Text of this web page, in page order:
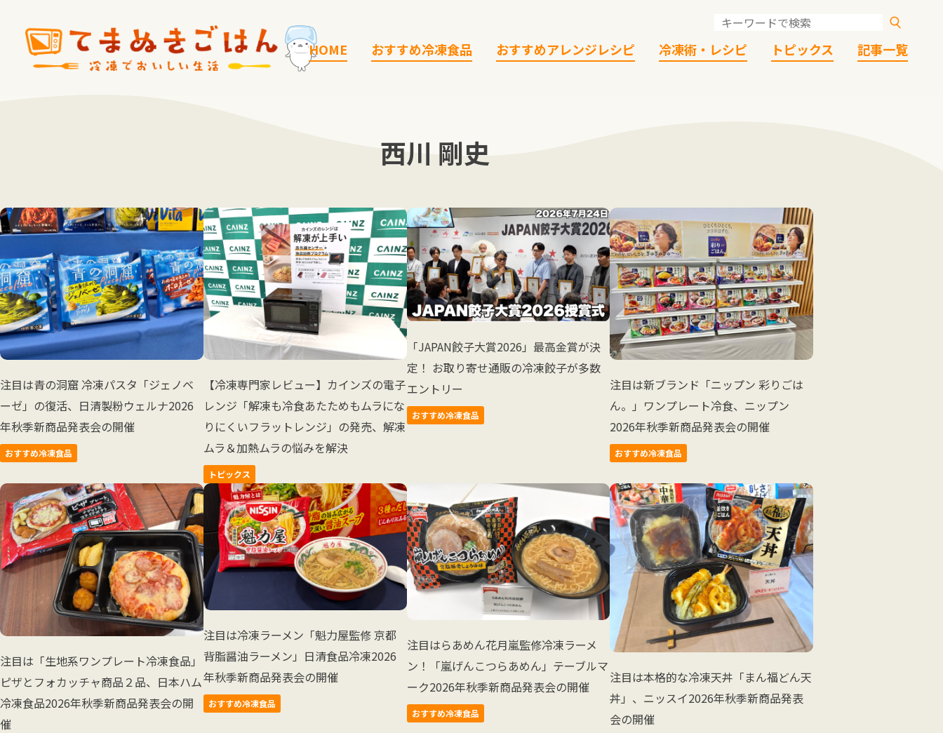
HOME おすすめ冷凍食品 おすすめアレンジレシピ 冷凍術・レシピ トピックス 記事一覧
西川 剛史
注目は青の洞窟 冷凍パスタ「ジェノベ
ーゼ」の復活、日清製粉ウェルナ2026
年秋季新商品発表会の開催
おすすめ冷凍食品
【冷凍専門家レビュー】カインズの電子
レンジ「解凍も冷食あたためもムラにな
りにくいフラットレンジ」の発売、解凍
ムラ＆加熱ムラの悩みを解決
トピックス
「JAPAN餃子大賞2026」最高金賞が決
定！ お取り寄せ通販の冷凍餃子が多数
エントリー
おすすめ冷凍食品
注目は新ブランド「ニップン 彩りごは
ん。」ワンプレート冷食、ニップン
2026年秋季新商品発表会の開催
おすすめ冷凍食品
注目は「生地系ワンプレート冷凍食品」
ピザとフォカッチャ商品２品、日本ハム
冷凍食品2026年秋季新商品発表会の開
催
注目は冷凍ラーメン「魁力屋監修 京都
背脂醤油ラーメン」日清食品冷凍2026
年秋季新商品発表会の開催
おすすめ冷凍食品
注目はらあめん花月嵐監修冷凍ラーメ
ン！「嵐げんこつらあめん」テーブルマ
ーク2026年秋季新商品発表会の開催
おすすめ冷凍食品
注目は本格的な冷凍天丼「まん福どん天
丼」、ニッスイ2026年秋季新商品発表
会の開催